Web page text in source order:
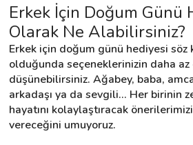
Destek
İletişim
Kariyer
Blog
Erkek İçin Doğum Günü
Olarak Ne Alabilirsiniz?
Erkek için doğum günü hediyesi söz
olduğunda seçeneklerinizin daha
düşünebilirsiniz. Ağabey, baba,
arkadaşı ya da sevgili... Her birinin
hayatını kolaylaştıracak
vereceğini umuyoruz.